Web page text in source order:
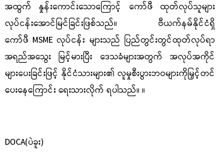
အထွက် နှုန်းကောင်းသောကြောင့် ကော်ဖီ ထုတ်လုပ်သူများ
လုပ်ငန်းအောင်မြင်ခြင်းဖြစ်သည်။ ဗီယက်နမ်နိုင်ငံရှိ
ကော်ဖီ MSME လုပ်ငန်း များသည် ပြည်တွင်းတွင်ထုတ်လုပ်ရာ
အရည်အသွေး မြင့်မားပြီး ဒေသခံများအတွက် အလုပ်အကိုင်
များပေးခြင်းဖြင့် နိုင်ငံသားများ၏ လူမှုစီးပွားဘဝများကိုမြှင့်တင်
ပေးနေကြောင်း ရေးသားလိုက် ရပါသည်။ ။
DOCA(ပဲခူး)